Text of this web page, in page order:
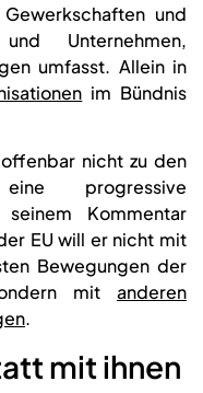
und
Unternehmen,
umfasst. Allein in
im Bündnis
nicht zu den
progressive
Kommentar
EU will er nicht mit
Bewegungen der
mit anderen
.
mit ihnen